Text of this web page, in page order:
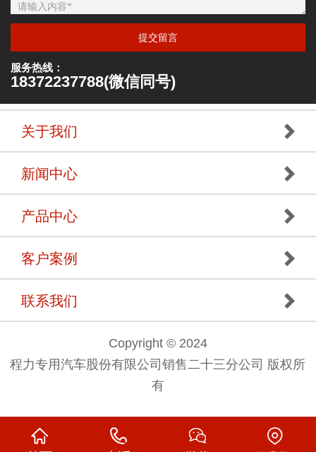
提交留言
服务热线：
18372237788(微信同号)
关于我们
新闻中心
产品中心
客户案例
联系我们
Copyright © 2024
程力专用汽车股份有限公司销售二十三分公司 版权所
有